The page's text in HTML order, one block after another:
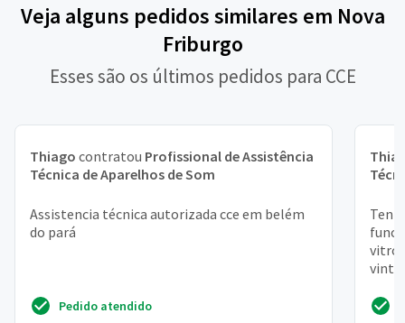
Veja alguns pedidos similares em Nova
Friburgo
Esses são os últimos pedidos para CCE
Thiago contratou Profissional de Assistência
Técnica de Aparelhos de Som
Assistencia técnica autorizada cce em belém
do pará
Pedido atendido